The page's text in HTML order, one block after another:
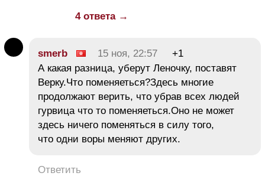
4 ответа →
smerb 15 ноя, 22:57
+1
А какая разница, уберут Леночку, поставят
Верку.Что поменяеться?Здесь многие
продолжают верить, что убрав всех людей
гурвица что то поменяеться.Оно не может
здесь ничего поменяться в силу того,
что одни воры меняют других.
Ответить